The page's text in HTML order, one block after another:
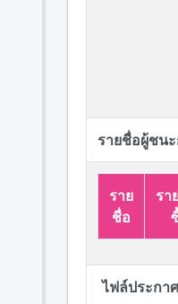
รายชื่อผู้ชน
ราย
ชื่อ
รา
ไฟล์ประกาศ